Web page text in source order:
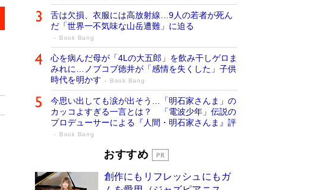
舌は欠損、衣服には高放射線…9人の若者が死ん
だ「世界一不気味な山岳遭難」に迫る
Book Bang
心を病んだ母が「4Lの大五郎」を飲み干しゲロま
みれに…ノブコブ徳井が「感情を失くした」子供
時代を明かす
Book Bang
今思い出しても涙が出そう…「明石家さんま」の
カッコよすぎる一言とは？ 「電波少年」伝説の
プロデューサーによる『人間・明石家さんま』評
Book Bang
「叱って伸びるやつは、褒めたらもっと伸
た“人を育てるコツ”…芸への考え方を明か
おすすめ
創作にもリフレッシュにもガ